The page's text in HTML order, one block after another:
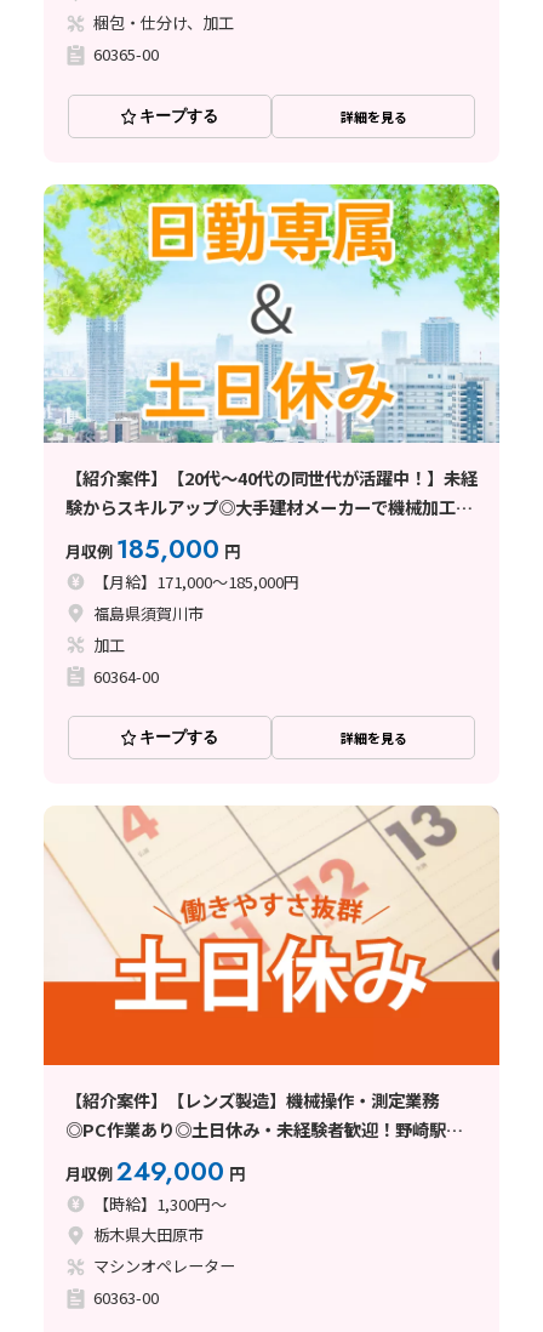
梱包・仕分け、加工
60365-00
キープする 詳細を見る
【紹介案件】【20代～40代の同世代が活躍中！】未経
験からスキルアップ◎大手建材メーカーで機械加工な
月収例 185,000 円
【月給】171,000～185,000円
福島県須賀川市
加工
60364-00
キープする 詳細を見る
【紹介案件】【レンズ製造】機械操作・測定業務
◎PC作業あり◎土日休み・未経験者歓迎！野崎駅か
ら車で8分！
月収例249,000 円
【時給】1,300円～
栃木県大田原市
マシンオペレーター
60363-00